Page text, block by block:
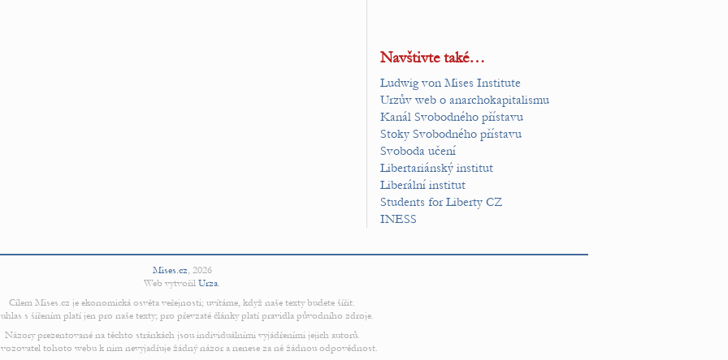
Navštivte také…
Ludwig von Mises Institute
Urzův web o anarchokapitalismu
Kanál Svobodného přístavu
Stoky Svobodného přístavu
Svoboda učení
Libertariánský institut
Liberální institut
Students for Liberty CZ
INESS
Mises.cz, 2026
Web vytvořil Urza.
Cílem Mises.cz je ekonomická osvěta veřejnosti; uvítáme, když naše texty budete šířit.
s šířením platí jen pro naše texty; pro převzaté články platí pravidla původního zdroje.
Názory prezentované na těchto stránkách jsou individuálními vyjádřeními jejich autorů.
tohoto webu k nim nevyjadřuje žádný názor a nenese za ně žádnou odpovědnost.